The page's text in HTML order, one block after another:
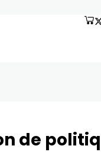
de